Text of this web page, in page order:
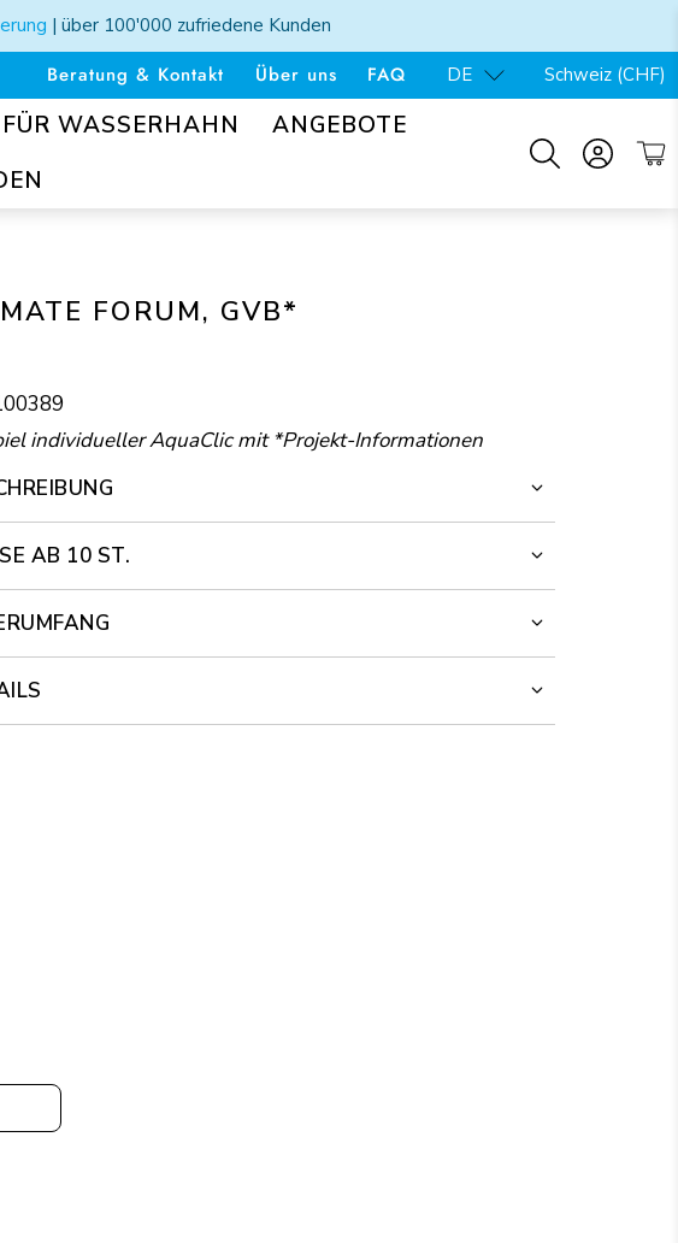
| über 100'000 zufriedene Kunden
Beratung & Kontakt Über uns FAQ DE Schweiz (CHF)
WASSERHAHN
ANGEBOTE
FORUM, GVB*
individueller AquaClic mit *Projekt-Informationen
AB 10 ST.